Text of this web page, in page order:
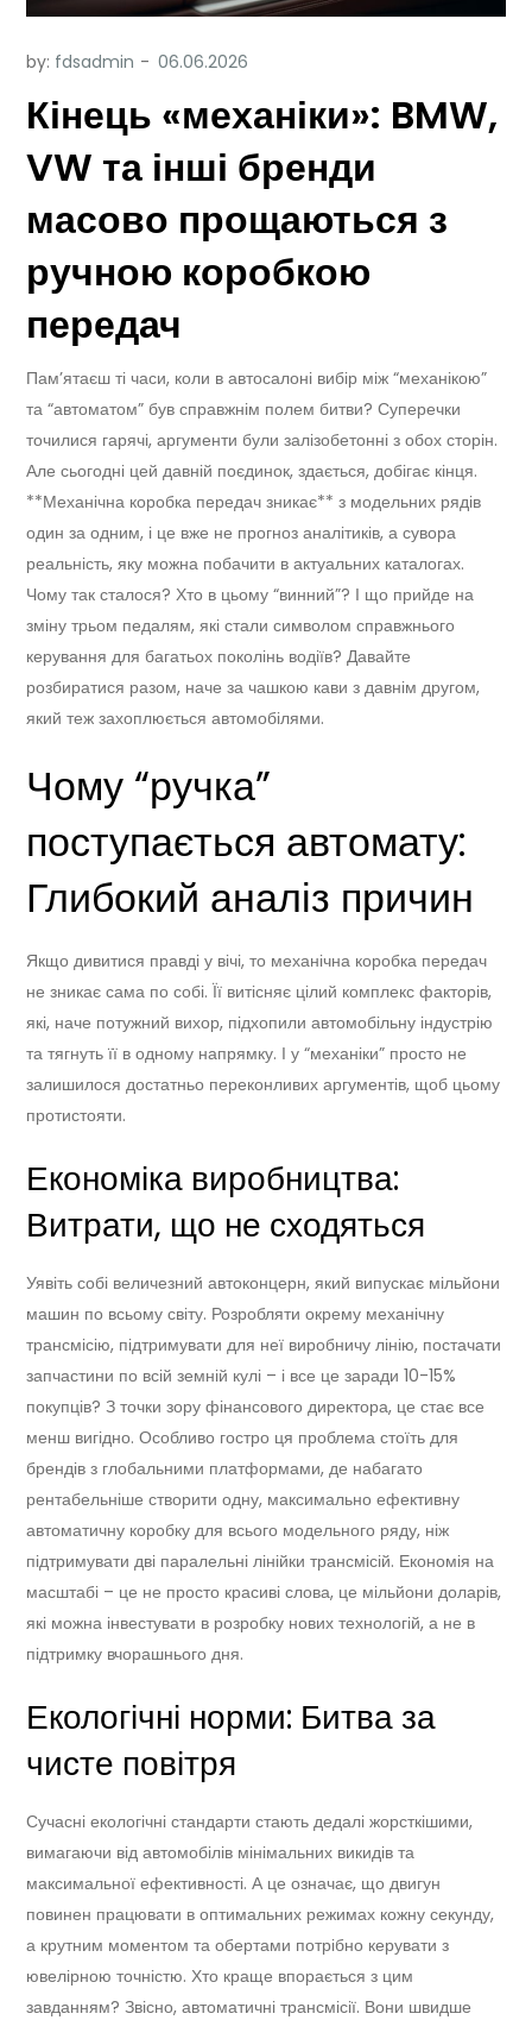
by: fdsadmin
Кінець «механіки»: BMW,
VW та інші бренди
масово прощаються з
ручною коробкою
передач
Пам’ятаєш ті часи, коли в автосалоні вибір між “механікою”
та “автоматом” був справжнім полем битви? Суперечки
точилися гарячі, аргументи були залізобетонні з обох сторін.
Але сьогодні цей давній поєдинок, здається, добігає кінця.
**Механічна коробка передач зникає** з модельних рядів
один за одним, і це вже не прогноз аналітиків, а сувора
реальність, яку можна побачити в актуальних каталогах.
Чому так сталося? Хто в цьому “винний”? І що прийде на
зміну трьом педалям, які стали символом справжнього
керування для багатьох поколінь водіїв? Давайте
розбиратися разом, наче за чашкою кави з давнім другом,
який теж захоплюється автомобілями.
Чому “ручка”
поступається автомату:
Глибокий аналіз причин
Якщо дивитися правді у вічі, то механічна коробка передач
не зникає сама по собі. Її витісняє цілий комплекс факторів,
які, наче потужний вихор, підхопили автомобільну індустрію
та тягнуть її в одному напрямку. І у “механіки” просто не
залишилося достатньо переконливих аргументів, щоб цьому
протистояти.
Економіка виробництва:
Витрати, що не сходяться
Уявіть собі величезний автоконцерн, який випускає мільйони
машин по всьому світу. Розробляти окрему механічну
трансмісію, підтримувати для неї виробничу лінію, постачати
запчастини по всій земній кулі – і все це заради 10-15%
покупців? З точки зору фінансового директора, це стає все
менш вигідно. Особливо гостро ця проблема стоїть для
брендів з глобальними платформами, де набагато
рентабельніше створити одну, максимально ефективну
автоматичну коробку для всього модельного ряду, ніж
підтримувати дві паралельні лінійки трансмісій. Економія на
масштабі – це не просто красиві слова, це мільйони доларів,
які можна інвестувати в розробку нових технологій, а не в
підтримку вчорашнього дня.
Екологічні норми: Битва за
чисте повітря
Сучасні екологічні стандарти стають дедалі жорсткішими,
вимагаючи від автомобілів мінімальних викидів та
максимальної ефективності. А це означає, що двигун
повинен працювати в оптимальних режимах кожну секунду,
а крутним моментом та обертами потрібно керувати з
ювелірною точністю. Хто краще впорається з цим
завданням? Звісно, автоматичні трансмісії. Вони швидше